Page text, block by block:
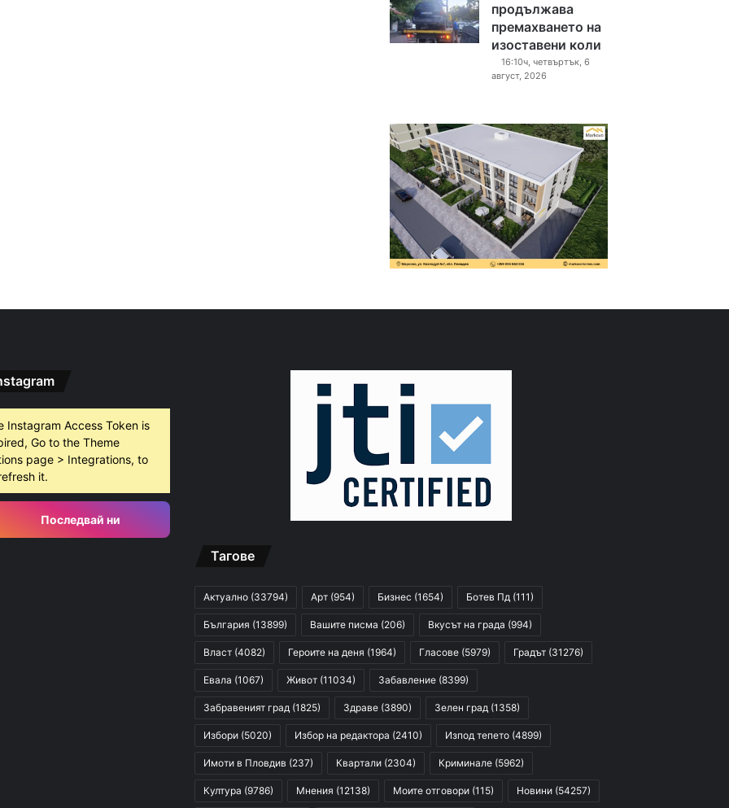
продължава
премахването на
изоставени коли
16:10ч, четвъртък, 6
август, 2026
Instagram Access Token is
Go to the Theme
page > Integrations, to
it.
Последвай ни
Тагове
Актуално (33794) Арт (954) Бизнес (1654) Ботев Пд (111)
България (13899) Вашите писма (206) Вкусът на града (994)
Власт (4082) Героите на деня (1964) Гласове (5979) Градът (31276)
Евала (1067) Живот (11034) Забавление (8399)
Забравеният град (1825) Здраве (3890) Зелен град (1358)
Избори (5020) Избор на редактора (2410) Изпод тепето (4899)
Имоти в Пловдив (237) Квартали (2304) Криминале (5962)
Култура (9786) Мнения (12138) Моите отговори (115) Новини (54257)